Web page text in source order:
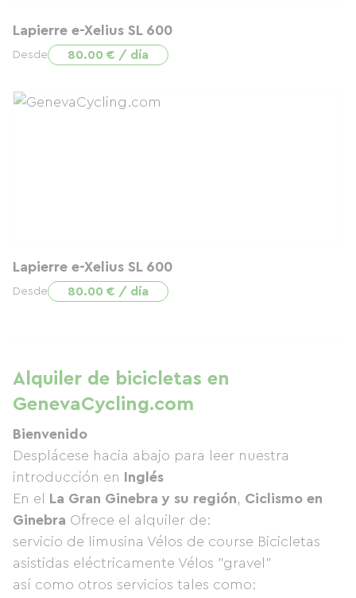
Lapierre e-Xelius SL 600
Desde 80.00 € / día
Lapierre e-Xelius SL 600
Desde 80.00 € / día
Alquiler de bicicletas en
GenevaCycling.com
Bienvenido
Desplácese hacia abajo para leer nuestra
introducción en Inglés
En el La Gran Ginebra y su región, Ciclismo en
Ginebra Ofrece el alquiler de:
servicio de limusina Vélos de course Bicicletas
asistidas eléctricamente Vélos "gravel"
así como otros servicios tales como: